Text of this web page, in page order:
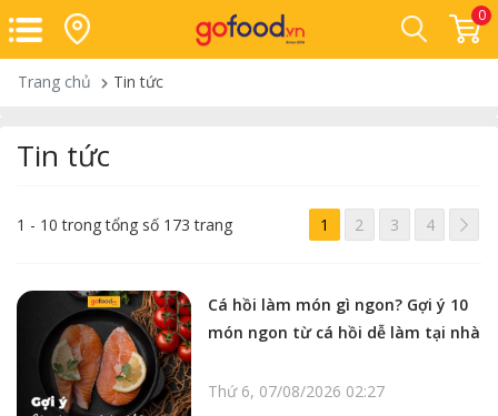
0
Trang chủ Tin tức
Tin tức
1 - 10 trong tổng số 173 trang 1 2 3 4 >
Cá hồi làm món gì ngon? Gợi ý 10
món ngon từ cá hồi dễ làm tại nhà
Thứ 6, 07/08/2026 02:27